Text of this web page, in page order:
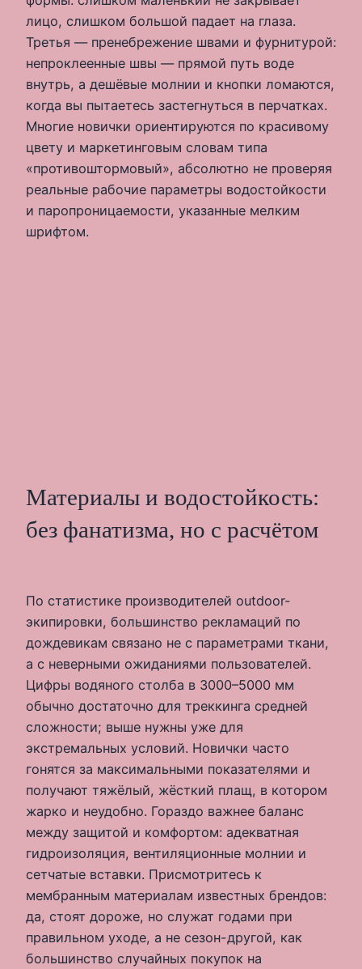
лицо, слишком большой падает на глаза.
Третья — пренебрежение швами и фурнитурой:
непроклеенные швы — прямой путь воде
внутрь, а дешёвые молнии и кнопки ломаются,
когда вы пытаетесь застегнуться в перчатках.
Многие новички ориентируются по красивому
цвету и маркетинговым словам типа
«противоштормовый», абсолютно не проверяя
реальные рабочие параметры водостойкости
и паропроницаемости, указанные мелким
шрифтом.
Материалы и водостойкость:
без фанатизма, но с расчётом
По статистике производителей outdoor-
экипировки, большинство рекламаций по
дождевикам связано не с параметрами ткани,
а с неверными ожиданиями пользователей.
Цифры водяного столба в 3000–5000 мм
обычно достаточно для треккинга средней
сложности; выше нужны уже для
экстремальных условий. Новички часто
гонятся за максимальными показателями и
получают тяжёлый, жёсткий плащ, в котором
жарко и неудобно. Гораздо важнее баланс
между защитой и комфортом: адекватная
гидроизоляция, вентиляционные молнии и
сетчатые вставки. Присмотритесь к
мембранным материалам известных брендов:
да, стоят дороже, но служат годами при
правильном уходе, а не сезон-другой, как
большинство случайных покупок на